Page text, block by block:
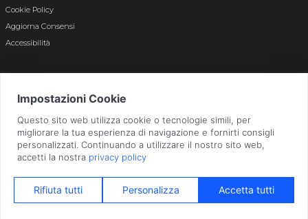
Cookie Policy
Aggiorna Consensi
Accessibilità
Bergamo n. 01496180165 · Capitale Sociale i.v. € 800.000,00